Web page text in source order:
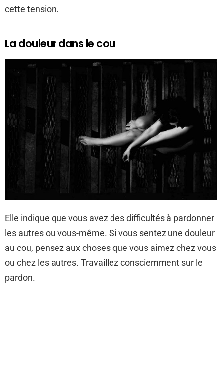
cette tension.
La douleur dans le cou
Elle indique que vous avez des difficultés à pardonner
les autres ou vous-même. Si vous sentez une douleur
au cou, pensez aux choses que vous aimez chez vous
ou chez les autres. Travaillez consciemment sur le
pardon.